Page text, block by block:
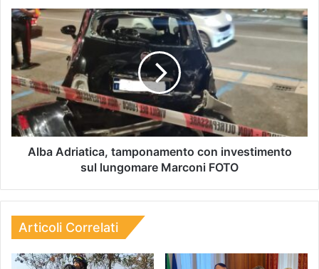
Alba Adriatica, tamponamento con investimento
sul lungomare Marconi FOTO
Articoli Correlati